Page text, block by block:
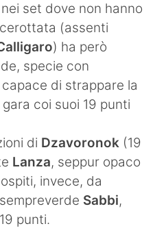
set dove non hanno
(assenti
) ha però
specie con
capace di strappare la
coi suoi 19 punti
di Dzavoronok (19
Lanza, seppur opaco
invece, da
Sabbi,
punti.